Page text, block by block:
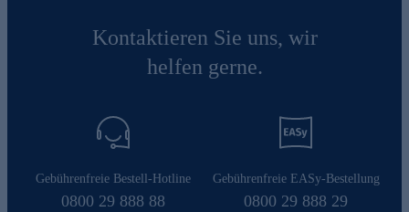
Kontaktieren Sie uns, wir
helfen gerne.
Gebührenfreie Bestell-Hotline
0800 29 888 88
Gebührenfreie EASy-Bestellung
0800 29 888 29